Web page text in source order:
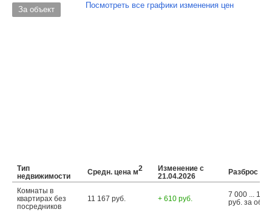
За объект Посмотреть все графики изменения цен
Тип
недвижимости
Средн. цена м2
Изменение с
21.04.2026
Разброс цен
Комнаты в
квартирах без
посредников
11 167 руб. + 610 руб.
7 000 ... 16
руб. за